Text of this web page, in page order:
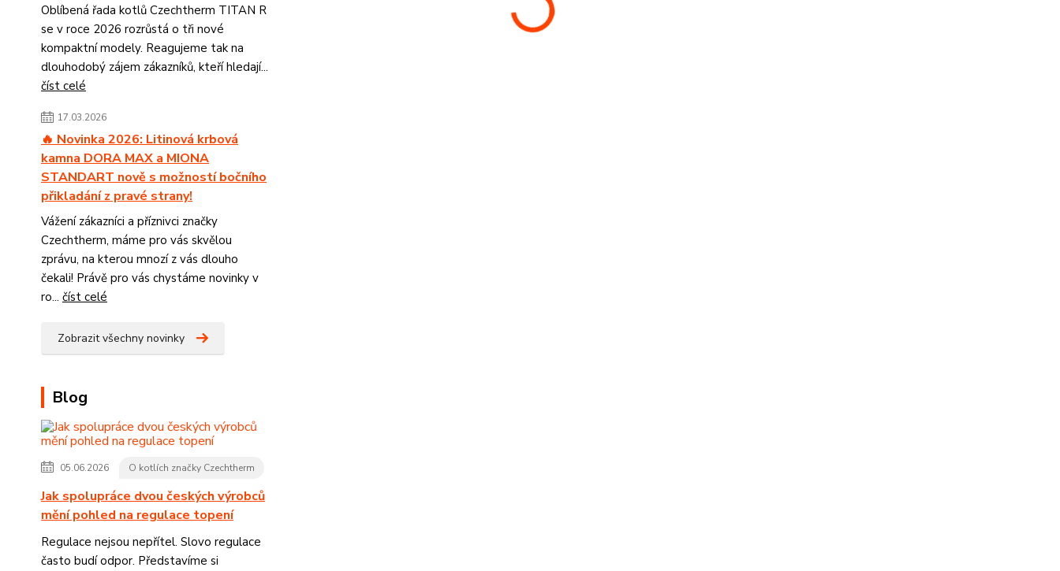
Oblíbená řada kotlů Czechtherm TITAN R
se v roce 2026 rozrůstá o tři nové
kompaktní modely. Reagujeme tak na
dlouhodobý zájem zákazníků, kteří hledají...
číst celé
17.03.2026
🔥 Novinka 2026: Litinová krbová
kamna DORA MAX a MIONA
STANDART nově s možností bočního
přikladání z pravé strany!
Vážení zákazníci a příznivci značky
Czechtherm, máme pro vás skvělou
zprávu, na kterou mnozí z vás dlouho
čekali! Právě pro vás chystáme novinky v
ro... číst celé
Zobrazit všechny novinky
Blog
05.06.2026 O kotlích značky Czechtherm
Jak spolupráce dvou českých výrobců
mění pohled na regulace topení
Regulace nejsou nepřítel. Slovo regulace
často budí odpor. Představíme si